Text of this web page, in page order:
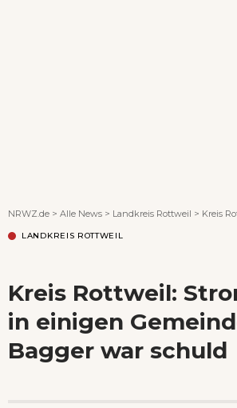
NRWZ.de > Alle News > Landkreis Rottweil > Kreis Rottweil:
LANDKREIS ROTTWEIL
Kreis Rottweil:
in einigen
Bagger war schuld